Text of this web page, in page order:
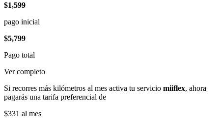
$1,599
pago inicial
$5,799
Pago total
Ver completo
Si recorres más kilómetros al mes activa tu servicio miiflex, ahora
pagarás una tarifa preferencial de
$331 al mes